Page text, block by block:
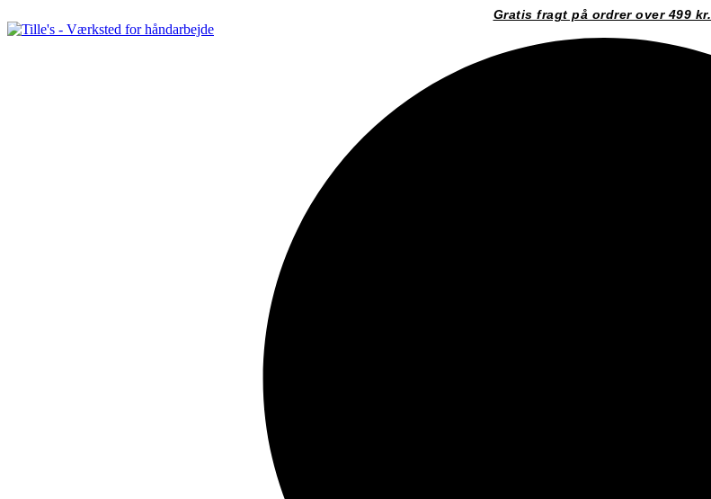
til
Gratis fragt på ordrer over 499 kr.